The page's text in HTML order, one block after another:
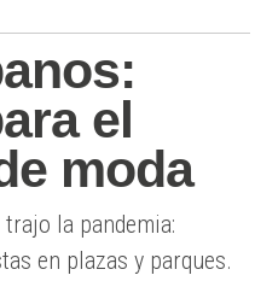
el
moda
la pandemia:
en plazas y parques.